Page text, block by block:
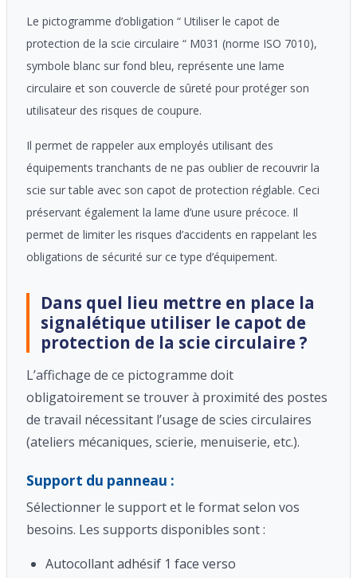
Le pictogramme d’obligation “ Utiliser le capot de
protection de la scie circulaire “ M031 (norme ISO 7010),
symbole blanc sur fond bleu, représente une lame
circulaire et son couvercle de sûreté pour protéger son
utilisateur des risques de coupure.
Il permet de rappeler aux employés utilisant des
équipements tranchants de ne pas oublier de recouvrir la
scie sur table avec son capot de protection réglable. Ceci
préservant également la lame d’une usure précoce. Il
permet de limiter les risques d’accidents en rappelant les
obligations de sécurité sur ce type d’équipement.
Dans quel lieu mettre en place la
signalétique utiliser le capot de
protection de la scie circulaire ?
L’affichage de ce pictogramme doit
obligatoirement se trouver à proximité des postes
de travail nécessitant l’usage de scies circulaires
(ateliers mécaniques, scierie, menuiserie, etc.).
Support du panneau :
Sélectionner le support et le format selon vos
besoins. Les supports disponibles sont :
Autocollant adhésif 1 face verso